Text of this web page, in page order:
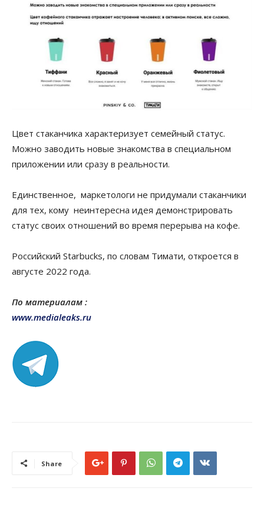
Цвет стаканчика характеризует семейный статус.
Можно заводить новые знакомства в специальном
приложении или сразу в реальности.
Единственное, маркетологи не придумали стаканчики
для тех, кому неинтересна идея демонстрировать
статус своих отношений во время перерыва на кофе.
Российский Starbucks, по словам Тимати, откроется в
августе 2022 года.
По материалам :
www.medialeaks.ru
Share